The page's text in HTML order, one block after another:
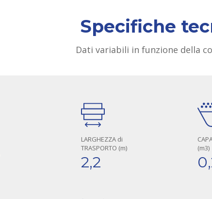
Specifiche
Dati variabili in funzione della
LARGHEZZA di
TRASPORTO (m)
2,2
(m3)